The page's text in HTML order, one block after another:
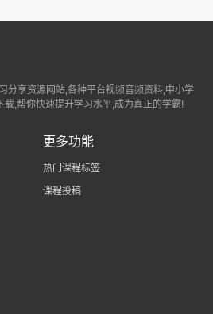
分享资源网站,各种平台视频音频资料,中小学
,帮你快速提升学习水平,成为真正的学霸!
更多功能
热门课程标签
课程投稿